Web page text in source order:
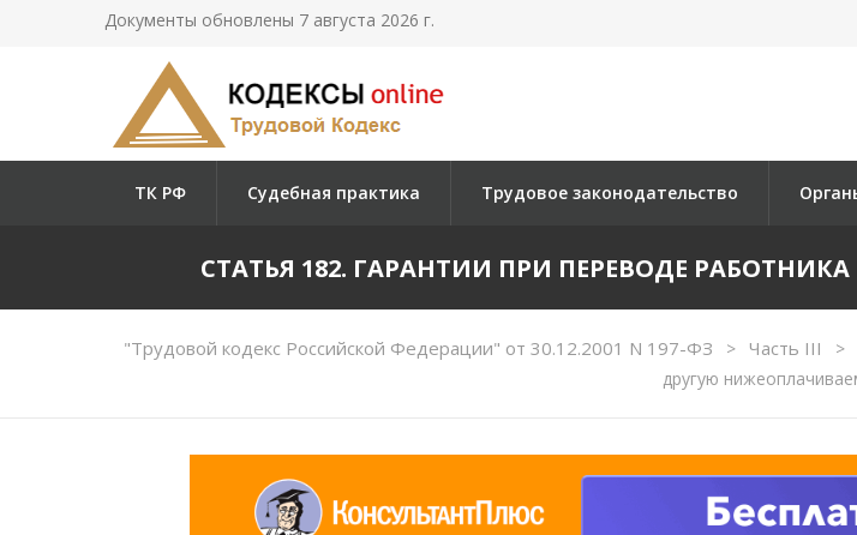
Документы обновлены 7 августа 2026 г.
ТК РФ Судебная практика Трудовое законодательство
СТАТЬЯ 182. ГАРАНТИИ ПРИ ПЕРЕВОДЕ
"Трудовой кодекс Российской Федерации" от 30.12.2001 N 197-ФЗ > Часть III >
другую